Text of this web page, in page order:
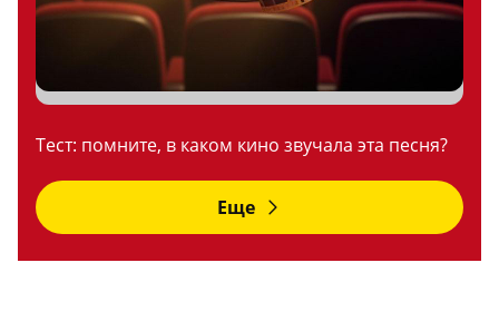
Тест: помните, в каком кино звучала эта песня?
Еще